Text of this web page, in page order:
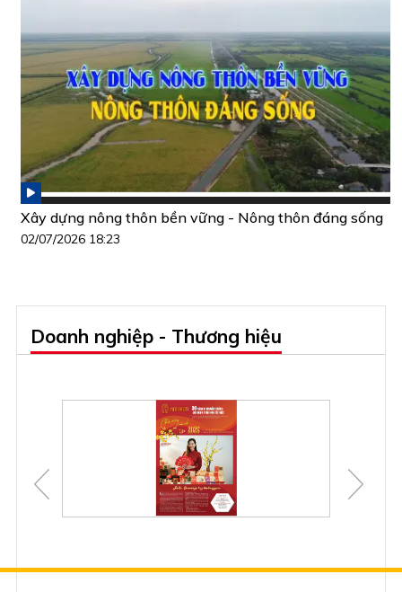
Xây dựng nông thôn bền vững - Nông thôn đáng sống
02/07/2026 18:23
Doanh nghiệp - Thương hiệu